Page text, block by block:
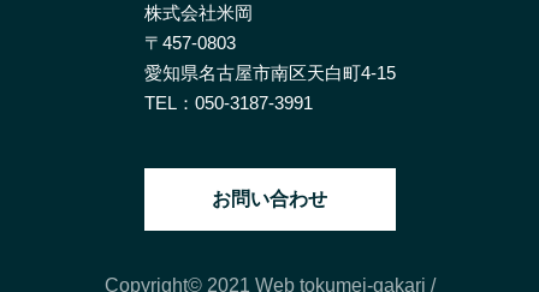
株式会社米岡
〒457-0803
愛知県名古屋市南区天白町4-15
TEL： 050-3187-3991
お問い合わせ
Copyright© 2021 Web tokumei-gakari /